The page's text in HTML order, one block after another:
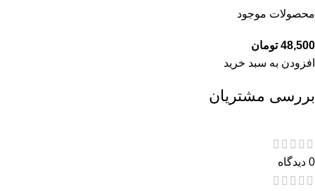
محصولات موجود
48,500 تومان
افزودن به سبد خرید
بررسی مشتریان
0 دیدگاه